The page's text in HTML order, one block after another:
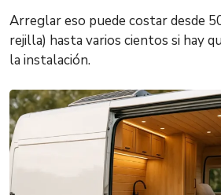
Arreglar eso puede costar desde
rejilla) hasta varios cientos si hay
la instalación.